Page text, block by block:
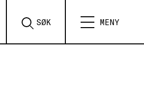
SØK MENY